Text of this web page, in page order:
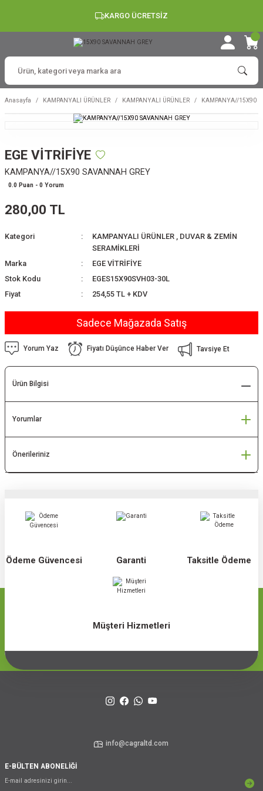
KARGO ÜCRETSİZ
Anasayfa KAMPANYALI ÜRÜNLER KAMPANYALI ÜRÜNLER KAMPANYA//15X90
EGE VİTRİFİYE
KAMPANYA//15X90 SAVANNAH GREY
0.0 Puan - 0 Yorum
280,00 TL
Kategori KAMPANYALI ÜRÜNLER , DUVAR & ZEMİN
SERAMİKLERİ
Marka
EGE VİTRİFİYE
Stok Kodu
EGES15X90SVH03-30L
Fiyat
254,55 TL + KDV
Sadece Mağazada Satış
Yorum Yaz Fiyatı Düşünce Haber Ver Tavsiye Et
Ürün Bilgisi
Yorumlar
Önerileriniz
Ödeme Güvencesi Garanti Taksitle Ödeme
Müşteri Hizmetleri
info@cagraltd.com
E-BÜLTEN ABONELİĞİ